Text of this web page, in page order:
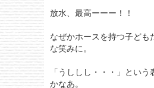
放水、最高ーーー！！
なぜかホースを持つ子ども
な笑みに。
「うししし・・・」とい
かなあ。